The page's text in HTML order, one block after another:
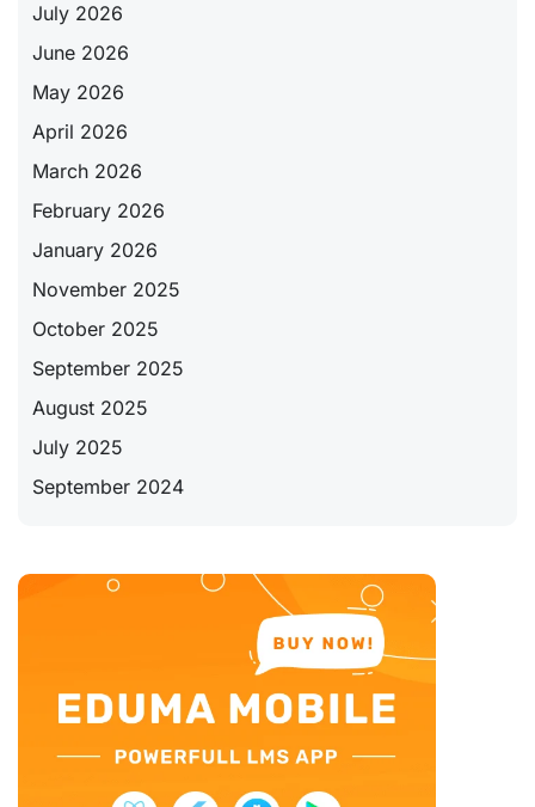
July 2026
June 2026
May 2026
April 2026
March 2026
February 2026
January 2026
November 2025
October 2025
September 2025
August 2025
July 2025
September 2024